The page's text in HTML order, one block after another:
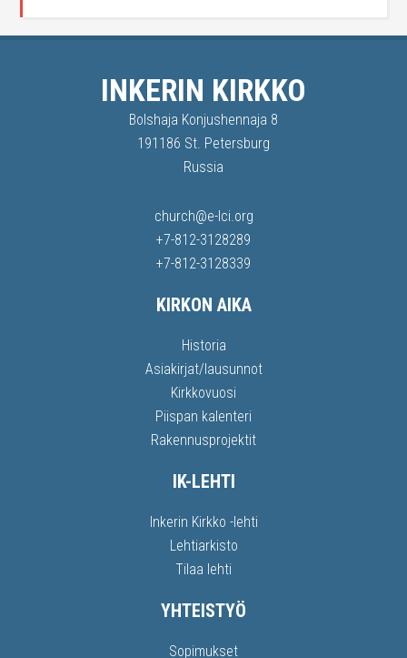
INKERIN KIRKKO
Bolshaja Konjushennaja 8
191186 St. Petersburg
Russia
church@e-lci.org
+7-812-3128289
+7-812-3128339
KIRKON AIKA
Historia
Asiakirjat/lausunnot
Kirkkovuosi
Piispan kalenteri
Rakennusprojektit
IK-LEHTI
Inkerin Kirkko -lehti
Lehtiarkisto
Tilaa lehti
YHTEISTYÖ
Sopimukset